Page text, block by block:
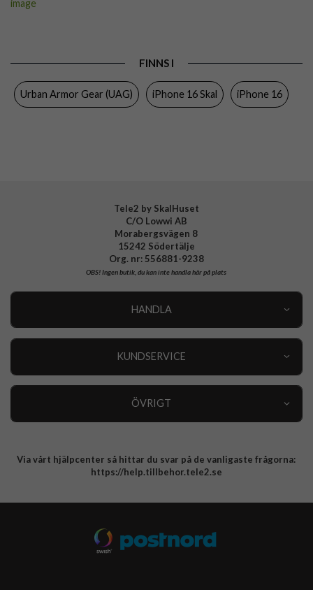
Passar till
Stöttålig, Trådlös laddning-kompatibel
Färg Genomskinlig
Material Hårdplast (PC), Mjukplast (TPU)
FINNS I
Urban Armor Gear (UAG) iPhone 16 Skal iPhone 16
Tele2 by SkalHuset
C/O Lowwi AB
Morabergsvägen 8
15242 Södertälje
Org. nr: 556881-9238
OBS!Ingen butik, du kan inte handla här på plats
HANDLA
KUNDSERVICE
ÖVRIGT
Integritetspolicy
Via vårt hjälpcenter så hittar du svar på de vanligaste frågorna:
https://help.tillbehor.tele2.se